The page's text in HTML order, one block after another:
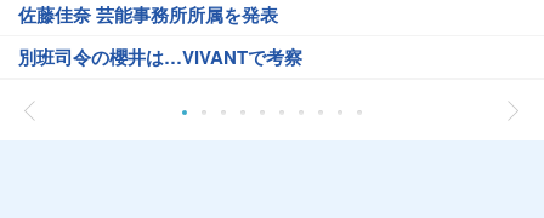
佐藤佳奈 芸能事務所所属を発表
別班司令の櫻井は…VIVANTで考察